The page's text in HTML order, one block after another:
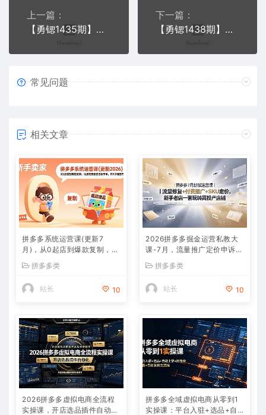
上一篇：
【勇锶1435期】拼多多2020最新类目实操玩法，轻松操作到日销千单
下一篇：
【勇锶1438期】拼多多最新类目实操玩法，直通车定向玩法做爆款，轻松操作到日销千单
常见问题
相关文章
拼多多系统运营课(更新7
月)，从0起店到爆款复制，快
速实现稳定日销千单，月利润
破5万
拼多多类
站长 10
2026拼多多掘金运营私教大
课-7月，流量推广定价申诉全
覆盖，一套打法稳定店铺长期
出单
拼多多类
站长 10
2026拼多多虚拟电商全流程
实操课，开店选品插件自动
拼多多全域虚拟电商从零到1
实操课：平台入驻+选品+自